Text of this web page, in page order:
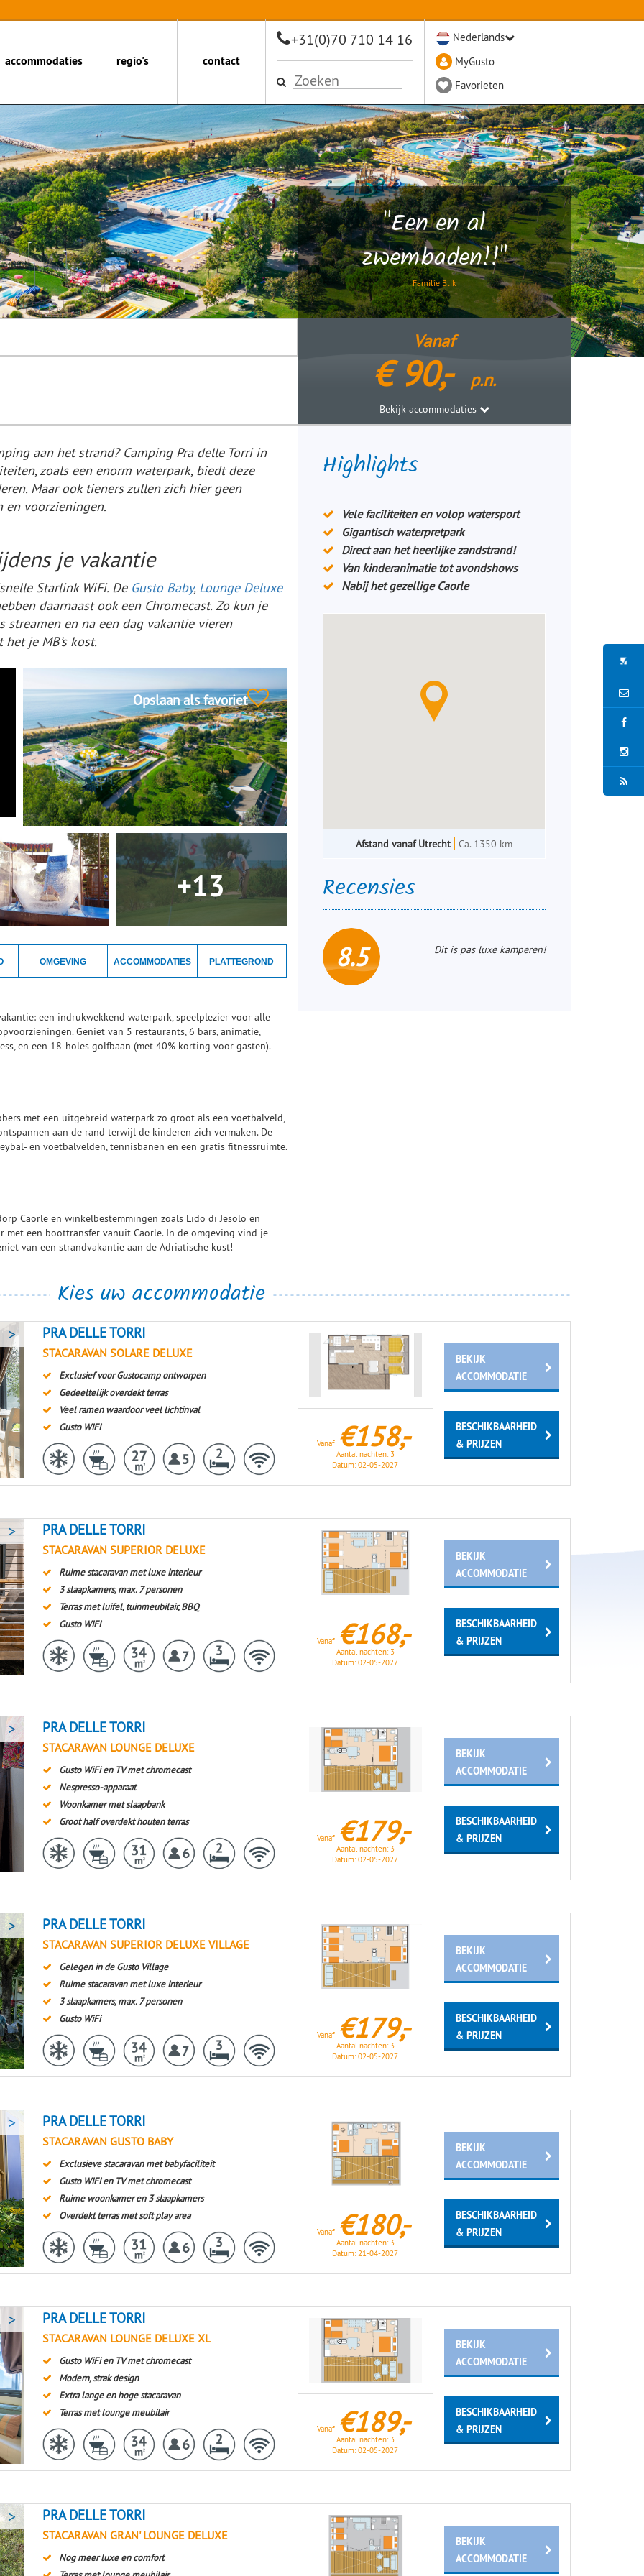
accommodaties regio's contact
+31(0)70 710 14 16
Nederlands
MyGusto
Favorieten
"Een en al
zwembaden!!"
Familie Blik
Vanaf
€90,- p.n.
Bekijk accommodaties
aan het strand? Camping Pra delle Torri in
zoals een enorm waterpark, biedt deze
Maar ook tieners zullen zich hier geen
voorzieningen.
je vakantie
Starlink WiFi. De Gusto Baby, Lounge Deluxe
daarnaast ook een Chromecast. Zo kun je
en na een dag vakantie vieren
je MB’s kost.
Opslaan als favoriet
+13
OMGEVING ACCOMMODATIES PLATTEGROND
een indrukwekkend waterpark, speelplezier voor alle
Geniet van 5 restaurants, 6 bars, animatie,
en een 18-holes golfbaan (met 40% korting voor gasten).
met een uitgebreid waterpark zo groot als een voetbalveld,
aan de rand terwijl de kinderen zich vermaken. De
en voetbalvelden, tennisbanen en een gratis fitnessruimte.
Caorle en winkelbestemmingen zoals Lido di Jesolo en
met een boottransfer vanuit Caorle. In de omgeving vind je
van een strandvakantie aan de Adriatische kust!
Highlights
Vele faciliteiten en volop watersport
Gigantisch waterpretpark
Direct aan het heerlijke zandstrand!
Van kinderanimatie tot avondshows
Nabij het gezellige Caorle
Afstand vanaf Utrecht Ca. 1350 km
Recensies
8.5 Dit is pas luxe kamperen!
Kies uw accommodatie
> PRA DELLE TORRI
STACARAVAN SOLARE DELUXE
Exclusief voor Gustocamp ontworpen
Gedeeltelijk overdekt terras
Veel ramen waardoor veel lichtinval
Gusto WiFi
Vanaf €158,-
Aantal nachten: 3
Datum:02-05-2027
BEKIJK
ACCOMMODATIE
BESCHIKBAARHEID
& PRIJZEN
> PRA DELLE TORRI
STACARAVAN SUPERIOR DELUXE
Ruime stacaravan met luxe interieur
3 slaapkamers, max. 7 personen
Terras met luifel, tuinmeubilair, BBQ
Gusto WiFi
Vanaf €168,-
Aantal nachten: 3
Datum:02-05-2027
BEKIJK
ACCOMMODATIE
BESCHIKBAARHEID
& PRIJZEN
> PRA DELLE TORRI
STACARAVAN LOUNGE DELUXE
Gusto WiFi en TV met chromecast
Nespresso-apparaat
Woonkamer met slaapbank
Groot half overdekt houten terras
Vanaf €179,-
Aantal nachten: 3
Datum:02-05-2027
BEKIJK
ACCOMMODATIE
BESCHIKBAARHEID
& PRIJZEN
> PRA DELLE TORRI
STACARAVAN SUPERIOR DELUXE VILLAGE
Gelegen in de Gusto Village
Ruime stacaravan met luxe interieur
3 slaapkamers, max. 7 personen
Gusto WiFi
Vanaf €179,-
Aantal nachten: 3
Datum:02-05-2027
BEKIJK
ACCOMMODATIE
BESCHIKBAARHEID
& PRIJZEN
> PRA DELLE TORRI
STACARAVAN GUSTO BABY
Exclusieve stacaravan met babyfaciliteit
Gusto WiFi en TV met chromecast
Ruime woonkamer en 3 slaapkamers
Overdekt terras met soft play area
Vanaf €180,-
Aantal nachten: 3
Datum:21-04-2027
BEKIJK
ACCOMMODATIE
BESCHIKBAARHEID
& PRIJZEN
> PRA DELLE TORRI
STACARAVAN LOUNGE DELUXE XL
Gusto WiFi en TV met chromecast
Modern, strak design
Extra lange en hoge stacaravan
Terras met lounge meubilair
Vanaf €189,-
Aantal nachten: 3
Datum:02-05-2027
BEKIJK
ACCOMMODATIE
BESCHIKBAARHEID
& PRIJZEN
> PRA DELLE TORRI
STACARAVAN GRAN' LOUNGE DELUXE
Nog meer luxe en comfort
BEKIJK
ACCOMMODATIE